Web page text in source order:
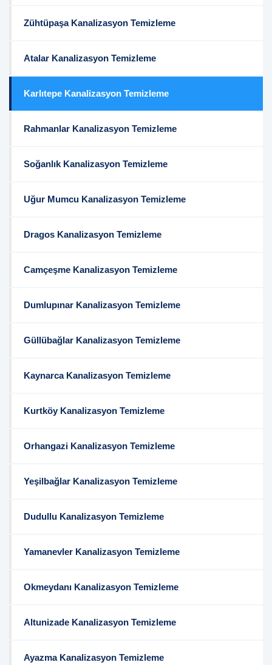
Zühtüpaşa Kanalizasyon Temizleme
Atalar Kanalizasyon Temizleme
Karlıtepe Kanalizasyon Temizleme
Rahmanlar Kanalizasyon Temizleme
Soğanlık Kanalizasyon Temizleme
Uğur Mumcu Kanalizasyon Temizleme
Dragos Kanalizasyon Temizleme
Camçeşme Kanalizasyon Temizleme
Dumlupınar Kanalizasyon Temizleme
Güllübağlar Kanalizasyon Temizleme
Kaynarca Kanalizasyon Temizleme
Kurtköy Kanalizasyon Temizleme
Orhangazi Kanalizasyon Temizleme
Yeşilbağlar Kanalizasyon Temizleme
Dudullu Kanalizasyon Temizleme
Yamanevler Kanalizasyon Temizleme
Okmeydanı Kanalizasyon Temizleme
Altunizade Kanalizasyon Temizleme
Ayazma Kanalizasyon Temizleme